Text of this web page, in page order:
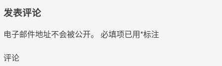
发表评论
电子邮件地址不会被公开。 必填项已用*标注
评论